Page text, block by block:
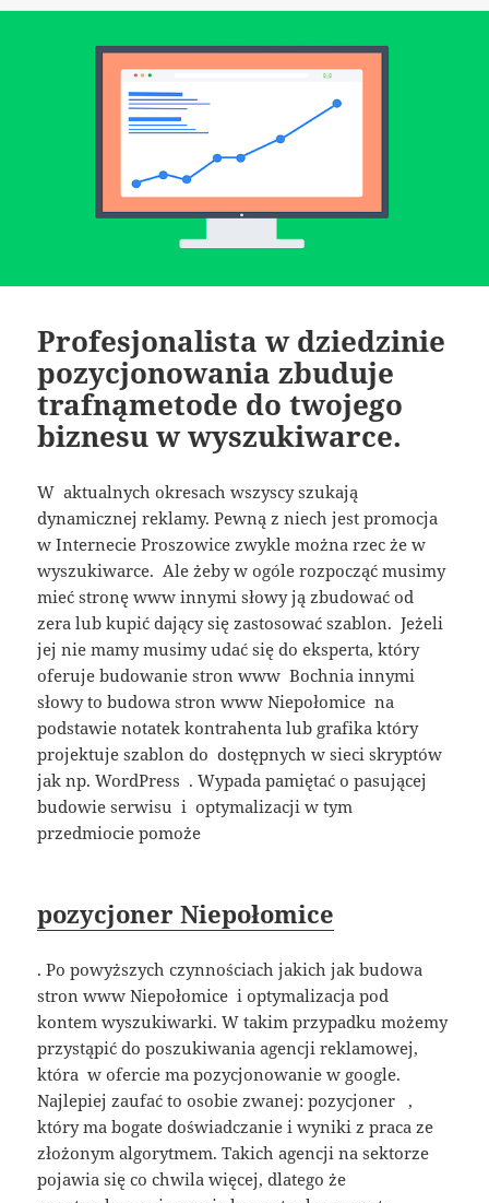
Profesjonalista w dziedzinie
pozycjonowania zbuduje
trafnąmetode do twojego
biznesu w wyszukiwarce.
W aktualnych okresach wszyscy szukają
dynamicznej reklamy. Pewną z niech jest promocja
w Internecie Proszowice zwykle można rzec że w
wyszukiwarce. Ale żeby w ogóle rozpocząć musimy
mieć stronę www innymi słowy ją zbudować od
zera lub kupić dający się zastosować szablon. Jeżeli
jej nie mamy musimy udać się do eksperta, który
oferuje budowanie stron www Bochnia innymi
słowy to budowa stron www Niepołomice na
podstawie notatek kontrahenta lub grafika który
projektuje szablon do dostępnych w sieci skryptów
jak np. WordPress . Wypada pamiętać o pasującej
budowie serwisu i optymalizacji w tym
przedmiocie pomoże
pozycjoner Niepołomice
. Po powyższych czynnościach jakich jak budowa
stron www Niepołomice i optymalizacja pod
kontem wyszukiwarki. W takim przypadku możemy
przystąpić do poszukiwania agencji reklamowej,
która w ofercie ma pozycjonowanie w google.
Najlepiej zaufać to osobie zwanej: pozycjoner ,
który ma bogate doświadczanie i wyniki z praca ze
złożonym algorytmem. Takich agencji na sektorze
pojawia się co chwila więcej, dlatego że